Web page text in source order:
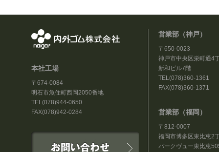
本社工場
〒674-0084
明石市魚住町西岡2050番地
TEL(078)944-0650
FAX(078)942-0284
営業部（神戸）
〒650-0023
神戸市中央区栄町通4
新和ビル7階
TEL(078)360-1361
FAX(078)360-1371
営業部（福岡）
〒812-0007
福岡市博多区東比恵2
パークヴュー東比恵